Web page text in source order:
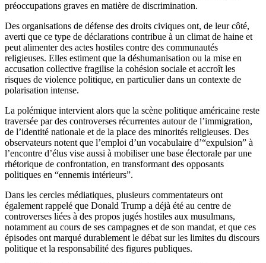
préoccupations graves en matière de discrimination.
Des organisations de défense des droits civiques ont, de leur côté,
averti que ce type de déclarations contribue à un climat de haine et
peut alimenter des actes hostiles contre des communautés
religieuses. Elles estiment que la déshumanisation ou la mise en
accusation collective fragilise la cohésion sociale et accroît les
risques de violence politique, en particulier dans un contexte de
polarisation intense.
La polémique intervient alors que la scène politique américaine reste
traversée par des controverses récurrentes autour de l’immigration,
de l’identité nationale et de la place des minorités religieuses. Des
observateurs notent que l’emploi d’un vocabulaire d’“expulsion” à
l’encontre d’élus vise aussi à mobiliser une base électorale par une
rhétorique de confrontation, en transformant des opposants
politiques en “ennemis intérieurs”.
Dans les cercles médiatiques, plusieurs commentateurs ont
également rappelé que Donald Trump a déjà été au centre de
controverses liées à des propos jugés hostiles aux musulmans,
notamment au cours de ses campagnes et de son mandat, et que ces
épisodes ont marqué durablement le débat sur les limites du discours
politique et la responsabilité des figures publiques.